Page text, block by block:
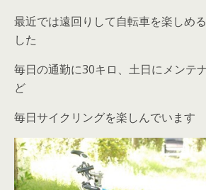
最近では遠回りして自転車を楽しめ
した
毎日の通勤に30キロ、土日にメンテ
ど
毎日サイクリングを楽しんでいます